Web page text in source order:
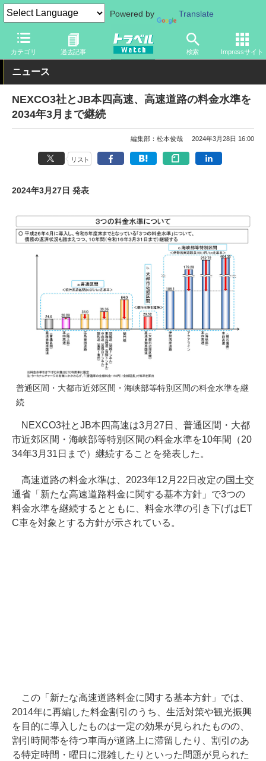
Powered by Translate
カテゴリ 過去記事 検索 Impressサイト
トラベル Watch 企業・政府・官庁 道路 NEXCO
ニュース
NEXCO3社とJB本四高速、高速道路の料金水準を
2034年3月まで継続
編集部：松本俊哉 2024年3月28日 16:00
リスト
2024年3月27日 発表
普通区間・大都市近郊区間・海峡部等特別区間の料金水準を継
続
NEXCO3社とJB本四高速は3月27日、普通区間・大都
市近郊区間・海峡部等特別区間の料金水準を10年間（20
34年3月31日まで）継続することを発表した。
高速道路の料金水準は、2023年12月22日改定の国土交
通省「新たな高速道路料金に関する基本方針」で3つの
料金水準を継続するとともに、料金水準の引き下げはET
C車を対象とする方針が示されている。
この「新たな高速道路料金に関する基本方針」では、
2014年に再編した料金割引のうち、生活対策や観光振興
を目的に導入したものは一定の効果が見られたものの、
割引時間帯を待つ車両が道路上に滞留したり、割引のあ
る特定時間・曜日に混雑したりといった問題が見られた